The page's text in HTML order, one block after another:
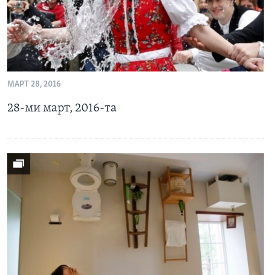
МАРТ 28, 2016
28-ми март, 2016-та